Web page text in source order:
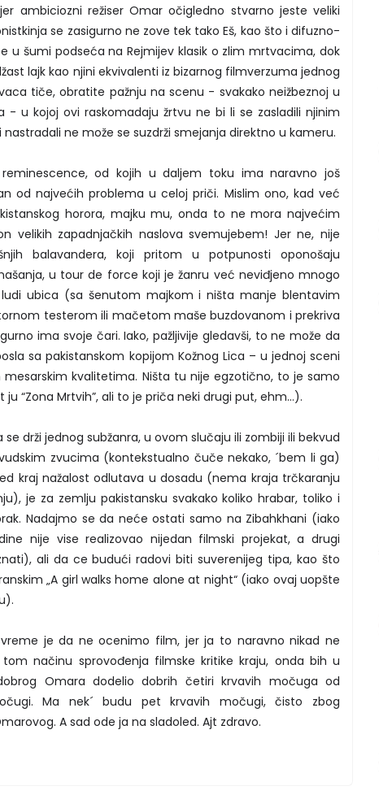
ambiciozni režiser Omar očigledno stvarno jeste veliki
se zasigurno ne zove tek tako Eš, kao što i difuzno-
u šumi podseća na Rejmijev klasik o zlim mrtvacima, dok
lajk kao njini ekvivalenti iz bizarnog filmverzuma jednog
tiče, obratite pažnju na scenu - svakako neižbeznoj u
- u kojoj ovi raskomadaju žrtvu ne bi li se zasladili njinim
ne može se suzdrži smejanja direktno u kameru.
od kojih u daljem toku ima naravno još
od najvećih problema u celoj priči. Mislim ono, kad već
horora, majku mu, onda to ne mora najvećim
velikih zapadnjačkih naslova svemujebem! Jer ne, nije
balavandera, koji pritom u potpunosti oponošaju
u tour de force koji je žanru već neviđjeno mnogo
ubica (sa šenutom majkom i ništa manje blentavim
testerom ili mačetom maše buzdovanom i prekriva
ima svoje čari. Iako, pažljivije gledavši, to ne može da
sa pakistanskom kopijom Kožnog Lica – u jednoj sceni
kvalitetima. Ništa tu nije egzotično, to je samo
“Zona Mrtvih”, ali to je priča neki drugi put, ehm…).
drži jednog subžanra, u ovom slučaju ili zombiji ili bekvud
zvucima (kontekstualno čuče nekako, ´bem li ga)
kraj nažalost odlutava u dosadu (nema kraja trčkaranju
je za zemlju pakistansku svakako koliko hrabar, toliko i
Nadajmo se da neće ostati samo na Zibahkhani (iako
nije vise realizovao nijedan filmski projekat, a drugi
ali da ce budući radovi biti suverenijeg tipa, kao što
„A girl walks home alone at night“ (iako ovaj uopšte
je da ne ocenimo film, jer ja to naravno nikad ne
načinu sprovođenja filmske kritike kraju, onda bih u
Omara dodelio dobrih četiri krvavih močuga od
Ma nek´ budu pet krvavih močugi, čisto zbog
A sad ode ja na sladoled. Ajt zdravo.